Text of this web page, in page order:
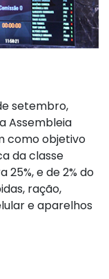
setembro,
Assembleia
como objetivo
da classe
25%, e de 2% do
ração,
e aparelhos